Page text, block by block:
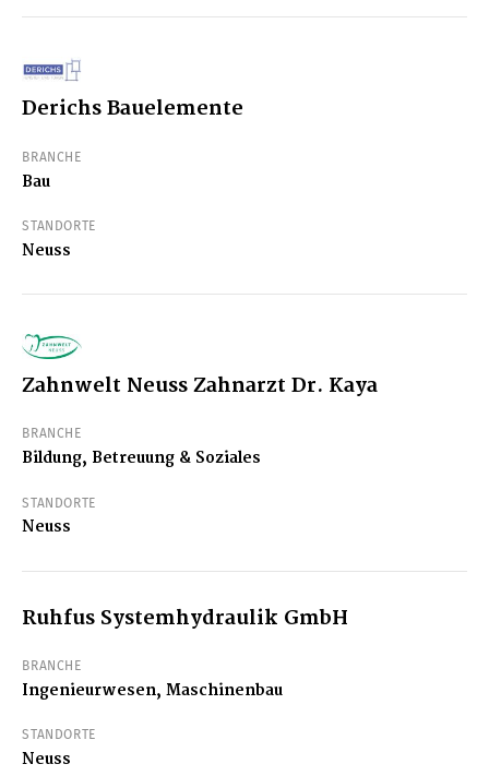
Derichs Bauelemente
BRANCHE
Bau
STANDORTE
Neuss
Zahnwelt Neuss Zahnarzt Dr. Kaya
BRANCHE
Bildung, Betreuung & Soziales
STANDORTE
Neuss
Ruhfus Systemhydraulik GmbH
BRANCHE
Ingenieurwesen, Maschinenbau
STANDORTE
Neuss